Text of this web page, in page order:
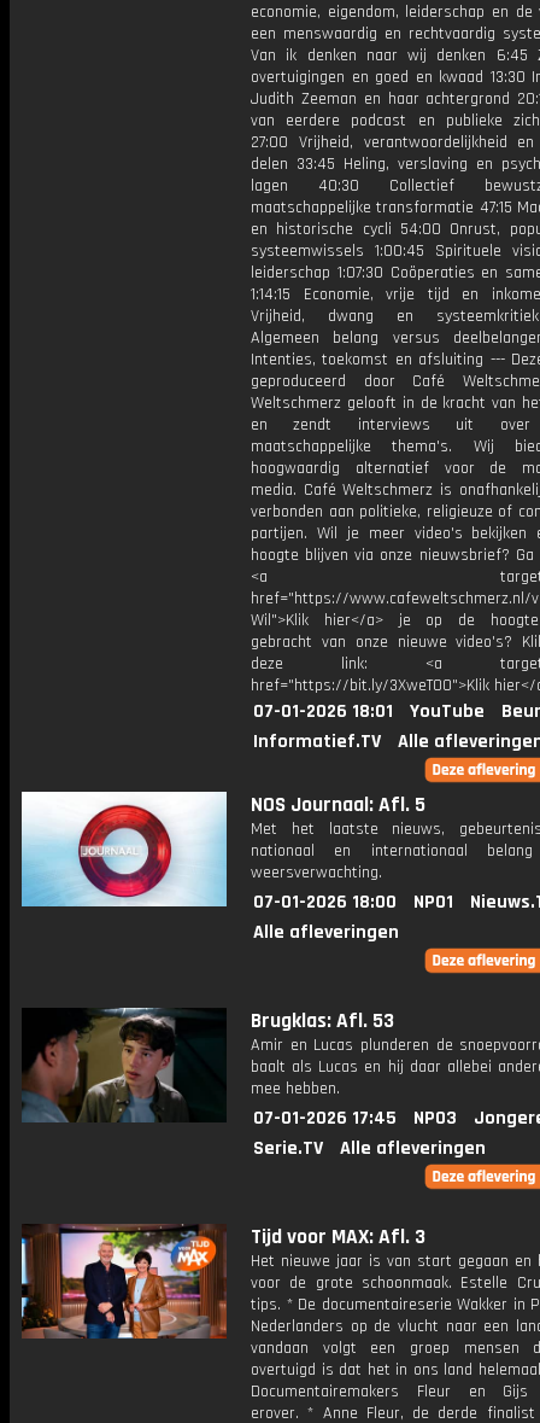
economie, eigendom, leiderschap en
een menswaardig en rechtvaardig
Van ik denken naar wij denken 6:45
overtuigingen en goed en kwaad 13:30
Judith Zeeman en haar achtergrond
van eerdere podcast en publieke
27:00 Vrijheid, verantwoordelijkheid
delen 33:45 Heling, verslaving en
lagen 40:30 Collectief
maatschappelijke transformatie 47:15
en historische cycli 54:00 Onrust,
systeemwissels 1:00:45 Spirituele
leiderschap 1:07:30 Coöperaties en
1:14:15 Economie, vrije tijd en
Vrijheid, dwang en
Algemeen belang versus
Intenties, toekomst en afsluiting ---
geproduceerd door Café
Weltschmerz gelooft in de kracht van
en zendt interviews uit over
maatschappelijke thema's. Wij
hoogwaardig alternatief voor de
media. Café Weltschmerz is
verbonden aan politieke, religieuze of
partijen. Wil je meer video's bekijken
hoogte blijven via onze nieuwsbrief? Ga
<a
href="https://www.cafeweltschmerz.nl/
Wil">Klik hier</a> je op de
gebracht van onze nieuwe video's?
deze link: <a
href="https://bit.ly/3XweTO0">Klik hier</
07-01-2026 18:01 YouTube
Informatief.TV
Alle
NOS Journaal: Afl. 5
Met het laatste nieuws,
nationaal en internationaal
weersverwachting.
07-01-2026 18:00 NPO1
Alle afleveringen
Brugklas: Afl. 53
Amir en Lucas plunderen de
baalt als Lucas en hij daar allebei
mee hebben.
07-01-2026 17:45 NPO3
Serie.TV
Alle afleveringen
Tijd voor MAX: Afl. 3
Het nieuwe jaar is van start gegaan
voor de grote schoonmaak. Estelle
tips. * De documentaireserie Wakker in
Nederlanders op de vlucht naar een
vandaan volgt een groep mensen
overtuigd is dat het in ons land
Documentairemakers Fleur en Gijs
erover. * Anne Fleur, de derde finalist